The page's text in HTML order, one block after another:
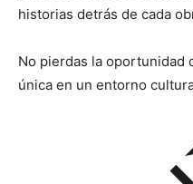
historias detrás de cada
No pierdas la oportunidad
única en un entorno